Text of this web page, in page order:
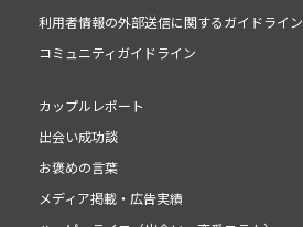
利用者情報の外部送信に関するガイドライン
コミュニティガイドライン
カップルレポート
出会い成功談
お褒めの言葉
メディア掲載・広告実績